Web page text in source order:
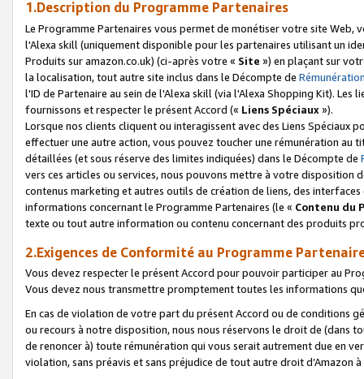
1.Description du Programme Partenaires
Le Programme Partenaires vous permet de monétiser votre site Web,
l'Alexa skill (uniquement disponible pour les partenaires utilisant un
Produits sur amazon.co.uk) (ci-après votre « Site ») en plaçant sur
la localisation, tout autre site inclus dans le Décompte de
l'ID de Partenaire au sein de l'Alexa skill (via l'Alexa Shopping Kit).
fournissons et respecter le présent Accord (« Liens Spéciaux»).
Lorsque nos clients cliquent ou interagissent avec des Liens Spéciaux
effectuer une autre action, vous pouvez toucher une rémunération
détaillées (et sous réserve des limites indiquées) dans le Décompte de
vers ces articles ou services, nous pouvons mettre à votre disposition
contenus marketing et autres outils de création de liens, des
informations concernant le Programme Partenaires (le « Contenu du
texte ou tout autre information ou contenu concernant des produits
2.Exigences de Conformité au Programme
Vous devez respecter le présent Accord pour pouvoir participer au
Vous devez nous transmettre promptement toutes les informations
En cas de violation de votre part du présent Accord ou de conditions
ou recours à notre disposition, nous nous réservons le droit de (dans
de renoncer à) toute rémunération qui vous serait autrement due en
violation, sans préavis et sans préjudice de tout autre droit